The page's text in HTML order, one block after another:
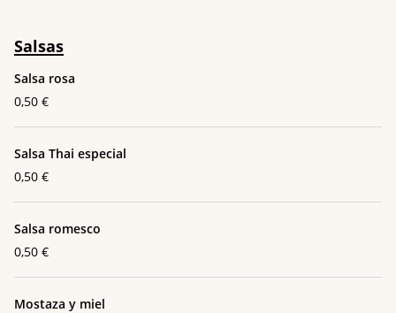
Salsas
Salsa rosa
0,50 €
Salsa Thai especial
0,50 €
Salsa romesco
0,50 €
Mostaza y miel